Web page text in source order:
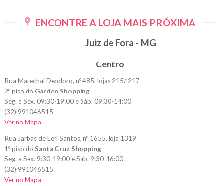
ENCONTRE A LOJA MAIS PRÓXIMA
Juiz de Fora - MG
Centro
Rua Marechal Deodoro, nº 485, lojas 215/ 217
2º piso do Garden Shopping
Seg. a Sex. 09:30-19:00 e Sáb. 09:30-14:00
(32) 991046515
Ver no Mapa
Rua Jarbas de Leri Santos, nº 1655, loja 1319
1º piso do Santa Cruz Shopping
Seg. a Sex. 9:30-19:00 e Sáb. 9:30-16:00
(32) 991046515
Ver no Mapa